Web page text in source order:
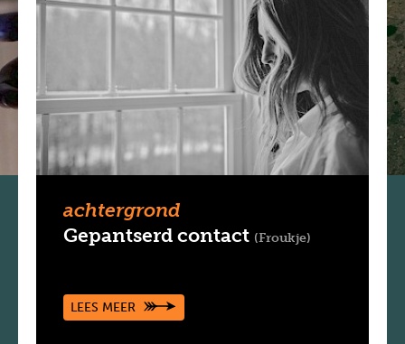
achtergrond
Gepantserd contact Froukje
LEES MEER